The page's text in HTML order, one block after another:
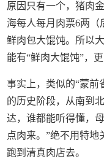
原因只有一个，猪肉
海每人每月肉票6两
鲜肉包大馄饨。所以
能有“鲜肉大馄饨”，
事实上，类似的“蒙前
的历史阶段，从南到
达，谁都能听得懂，
点肉来。”绝不用特地
跑到清真肉店去。